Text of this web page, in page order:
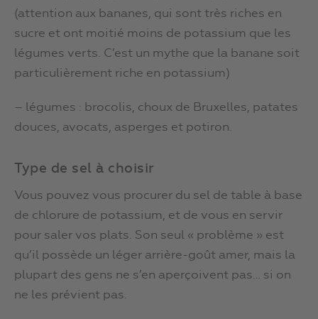
(attention aux bananes, qui sont très riches en
sucre et ont moitié moins de potassium que les
légumes verts. C’est un mythe que la banane soit
particulièrement riche en potassium)
– légumes : brocolis, choux de Bruxelles, patates
douces, avocats, asperges et potiron.
Type de sel à choisir
Vous pouvez vous procurer du sel de table à base
de chlorure de potassium, et de vous en servir
pour saler vos plats. Son seul « problème » est
qu’il possède un léger arrière-goût amer, mais la
plupart des gens ne s’en aperçoivent pas… si on
ne les prévient pas.